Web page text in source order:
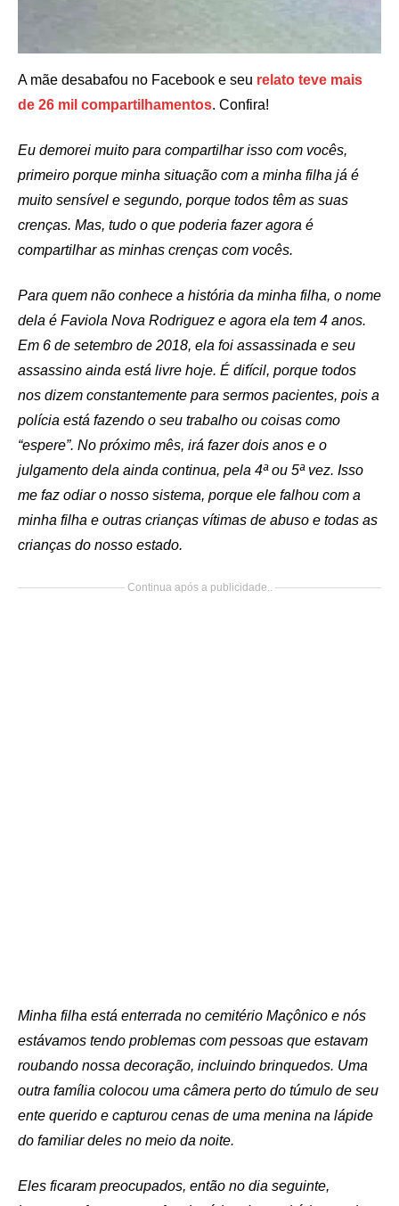
A mãe desabafou no Facebook e seu relato teve mais
de 26 mil compartilhamentos. Confira!
Eu demorei muito para compartilhar isso com vocês,
primeiro porque minha situação com a minha filha já é
muito sensível e segundo, porque todos têm as suas
crenças. Mas, tudo o que poderia fazer agora é
compartilhar as minhas crenças com vocês.
Para quem não conhece a história da minha filha, o nome
dela é Faviola Nova Rodriguez e agora ela tem 4 anos.
Em 6 de setembro de 2018, ela foi assassinada e seu
assassino ainda está livre hoje. É difícil, porque todos
nos dizem constantemente para sermos pacientes, pois a
polícia está fazendo o seu trabalho ou coisas como
“espere”. No próximo mês, irá fazer dois anos e o
julgamento dela ainda continua, pela 4ª ou 5ª vez. Isso
me faz odiar o nosso sistema, porque ele falhou com a
minha filha e outras crianças vítimas de abuso e todas as
crianças do nosso estado.
Continua após a publicidade..
Minha filha está enterrada no cemitério Maçônico e nós
estávamos tendo problemas com pessoas que estavam
roubando nossa decoração, incluindo brinquedos. Uma
outra família colocou uma câmera perto do túmulo de seu
ente querido e capturou cenas de uma menina na lápide
do familiar deles no meio da noite.
Eles ficaram preocupados, então no dia seguinte,